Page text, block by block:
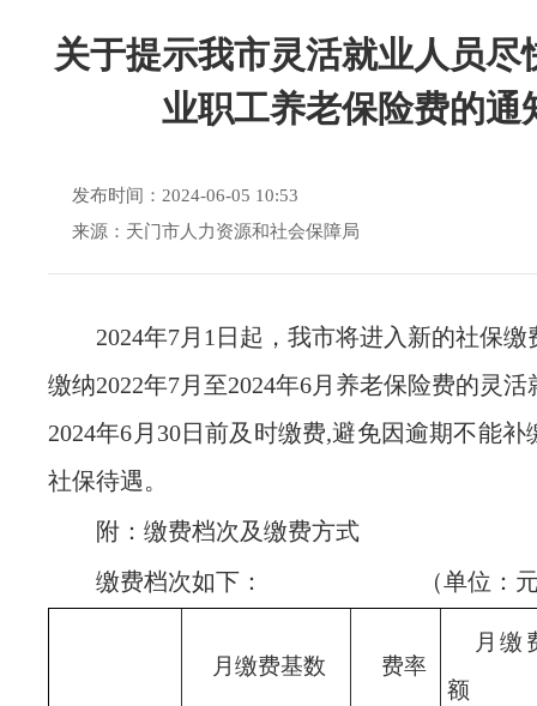
关于提示我市灵活就业人员尽
业职工养老保险费的通
发布时间：2024-06-05 10:53
来源：天门市人力资源和社会保障局
2024年7月1日起，我市将进入新的社保
缴纳2022年7月至2024年6月养老保险费的灵
2024年6月30日前及时缴费,避免因逾期不能补
社保待遇。
附：缴费档次及缴费方式
缴费档次如下： （单位：元
月缴费基数 费率
月缴
额